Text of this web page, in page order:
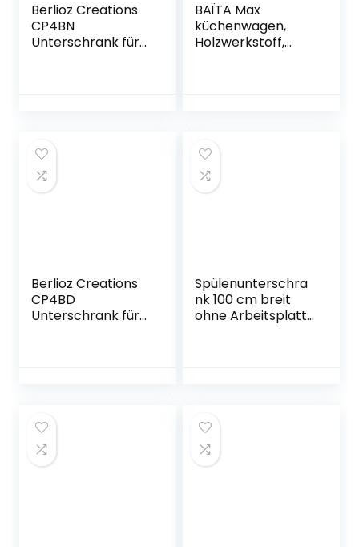
Berlioz Creations
CP4BN
Unterschrank für
Herstellung
BAÏTA Max
küchenwagen,
Holzwerkstoff,
Berlioz Creations
CP4BD
Unterschrank für
Herstellung
Spülenunterschra
nk 100 cm breit
ohne Arbeitsplatte